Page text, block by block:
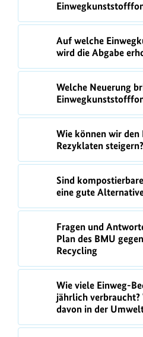
Auf welche
wird die Abgabe
Welche Neuerung
Wie können wir den
Rezyklaten steigern?
Sind
eine gute
Fragen und
Plan des BMU
Recycling
Wie viele Einweg-
jährlich verbraucht?
davon in der